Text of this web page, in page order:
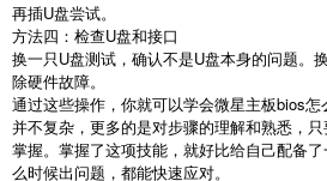
再插U盘尝试。
方法四：检查U盘和接口
换一只U盘测试，确认不是U盘本身的问题。
除硬件故障。
通过这些操作，你就可以学会微星主板bios怎
并不复杂，更多的是对步骤的理解和熟悉，
掌握。掌握了这项技能，就好比给自己配备
么时候出问题，都能快速应对。